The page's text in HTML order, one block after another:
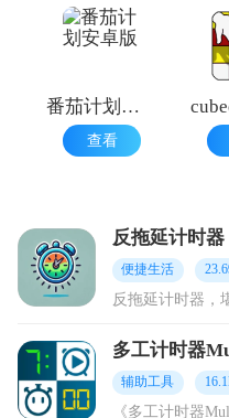
番茄计划安卓版
查看
反拖延计时器
便捷生活
多工计时器
辅助工具